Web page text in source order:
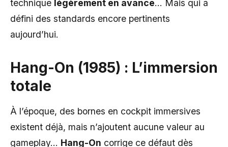
technique légèrement en avance… Mais qui a
défini des standards encore pertinents
aujourd’hui.
Hang-On (1985) : L’immersion
totale
À l’époque, des bornes en cockpit immersives
existent déjà, mais n’ajoutent aucune valeur au
gameplay… Hang-On corrige ce défaut dès